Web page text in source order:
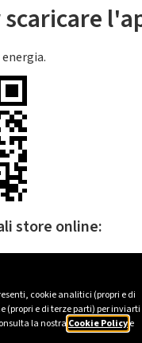
cookie analitici (propri e di
(propri e di terze parti) per inviarti
la nostra Cookie Policye
store online: